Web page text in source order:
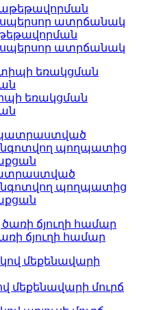
ատրճանակ
եռակցման
պողպատից
ճյուղի համար
մեքենավարի մուրճ